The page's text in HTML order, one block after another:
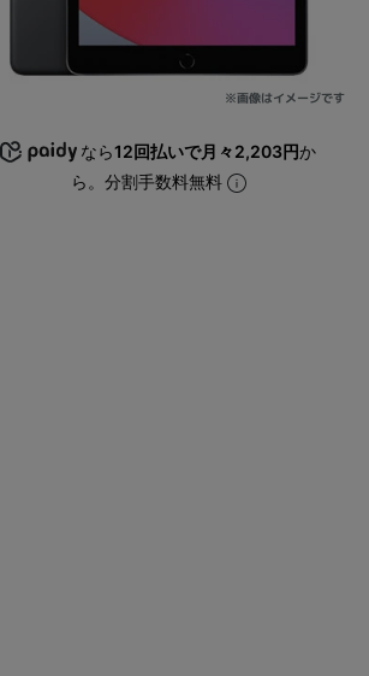
※画像はイメージです
なら12回払いで月々2,203円か
ら。分割手数料無料